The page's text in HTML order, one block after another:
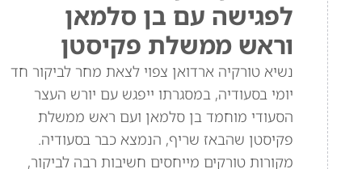
לפגישה עם בן סלמאן
וראש ממשלת פקיסטן
נשיא טורקיה ארדואן צפוי לצאת מחר לביקור חד
יומי בסעודיה, במסגרתו ייפגש עם יורש העצר
הסעודי מוחמד בן סלמאן ועם ראש ממשלת
פקיסטן שהבאז שריף, הנמצא כבר בסעודיה.
מקורות טורקים מייחסים חשיבות רבה לביקור,